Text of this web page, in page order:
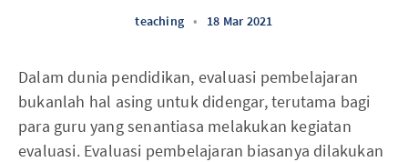
teaching • 18 Mar 2021
Dalam dunia pendidikan, evaluasi pembelajaran
bukanlah hal asing untuk didengar, terutama bagi
para guru yang senantiasa melakukan kegiatan
evaluasi. Evaluasi pembelajaran biasanya dilakukan